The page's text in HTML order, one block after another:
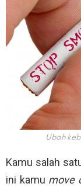
Ubah
Kamu salah
ini kamu move